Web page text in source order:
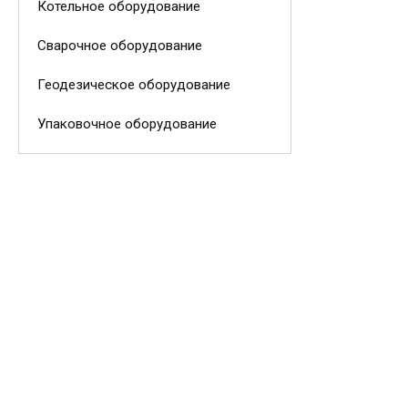
Котельное оборудование
Сварочное оборудование
Геодезическое оборудование
Упаковочное оборудование